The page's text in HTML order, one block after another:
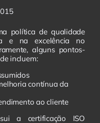
política de qualidade
e na excelência no
alguns pontos-
incluem:
contínua da
ao cliente
a certificação ISO